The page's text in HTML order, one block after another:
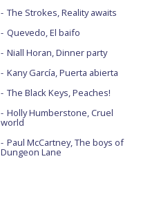
The Strokes, Reality awaits
Quevedo, El baifo
Niall Horan, Dinner party
Kany García, Puerta abierta
The Black Keys, Peaches!
Holly Humberstone, Cruel
world
Paul McCartney, The boys of
Dungeon Lane